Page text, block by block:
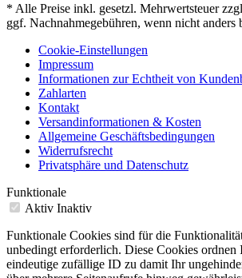
* Alle Preise inkl. gesetzl. Mehrwertsteuer
ggf. Nachnahmegebühren, wenn nicht anders
Cookie-Einstellungen
Impressum
Informationen zur Echtheit von
Zahlarten
Kontakt
Versandinformationen & Kosten
Allgemeine Geschäftsbedingungen
Widerrufsrecht
Privatsphäre und Datenschutz
Funktionale
Aktiv Inaktiv
Funktionale Cookies sind für die
unbedingt erforderlich. Diese Cookies ordnen
eindeutige zufällige ID zu damit Ihr